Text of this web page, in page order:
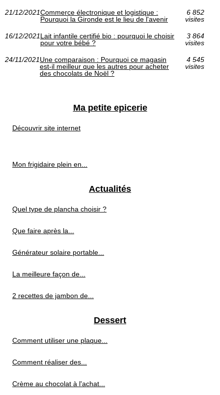
21/12/2021Commerce électronique et logistique :
Pourquoi la Gironde est le lieu de l'avenir
6 852
visites
16/12/2021Lait infantile certifié bio : pourquoi le choisir
pour votre bébé ?
3 864
visites
24/11/2021Une comparaison : Pourquoi ce magasin
est-il meilleur que les autres pour acheter
des chocolats de Noël ?
4 545
visites
Ma petite epicerie
Découvrir site internet
Mon frigidaire plein en...
Actualités
Quel type de plancha choisir ?
Que faire après la...
Générateur solaire portable...
La meilleure façon de...
2 recettes de jambon de...
Dessert
Comment utiliser une plaque...
Comment réaliser des...
Crème au chocolat à l'achat...